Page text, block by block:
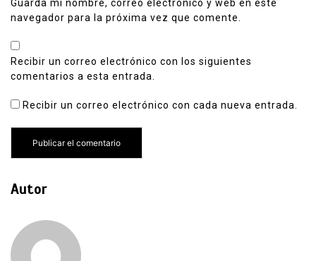
Guarda mi nombre, correo electrónico y web en este
navegador para la próxima vez que comente.
Recibir un correo electrónico con los siguientes
comentarios a esta entrada.
Recibir un correo electrónico con cada nueva entrada.
Autor